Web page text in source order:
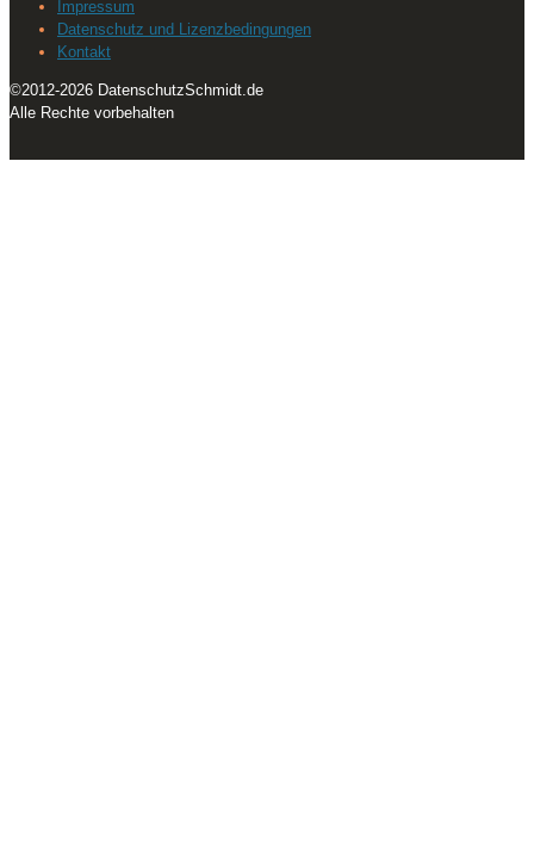
Impressum
Datenschutz und Lizenzbedingungen
Kontakt
©2012-2026 DatenschutzSchmidt.de
Alle Rechte vorbehalten